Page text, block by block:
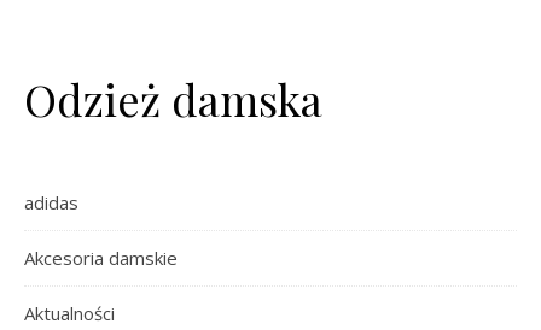
Odzież damska
adidas
Akcesoria damskie
Aktualności